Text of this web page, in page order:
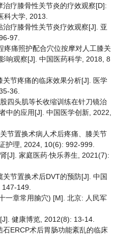
疗膝骨性关节炎的疗效观察[D]:
科大学, 2013.
疗膝骨性关节炎疗效观察[J]. 亚
97.
疼痛照护配合穴位按摩对人工膝关
响观察[J]. 中国医药科学, 2018, 8
节疼痛的临床效果分析[J]. 医学
36.
四头肌等长收缩训练在针刀镜治
中的应用[J]. 中国医学创新, 2022,
节置换术病人术后疼痛、膝关节
护理, 2024, 10(6): 992-999.
[J]. 家庭医药∙快乐养生, 2021(7):
节置换术后DVT的预防[J]. 中国
149.
一章常用腧穴) [M]. 北京: 人民军
健康博览, 2012(8): 13-14.
ERCP术后胃肠功能紊乱的临床